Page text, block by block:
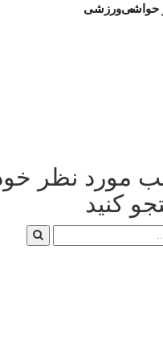
و حواشیورزشی
مورد نظر
کنید